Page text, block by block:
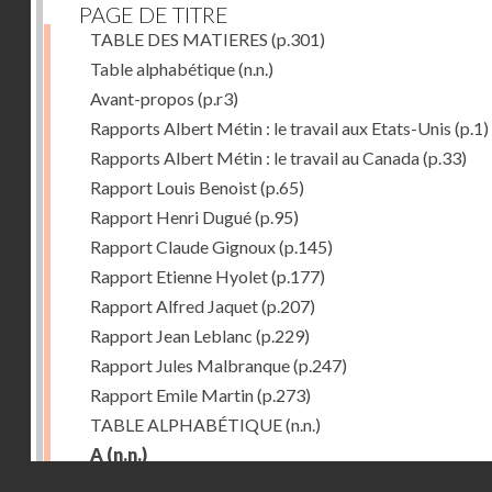
PAGE DE TITRE
TABLE DES MATIERES (p.301)
Table alphabétique(n.n.)
Avant-propos (p.r3)
Rapports Albert Métin : le travail aux Etats-Unis (p.1)
Rapports Albert Métin : le travail au Canada(p.33)
Rapport Louis Benoist(p.65)
Rapport Henri Dugué(p.95)
Rapport Claude Gignoux(p.145)
Rapport Etienne Hyolet(p.177)
Rapport Alfred Jaquet(p.207)
Rapport Jean Leblanc (p.229)
Rapport Jules Malbranque(p.247)
Rapport Emile Martin(p.273)
TABLE ALPHABÉTIQUE(n.n.)
A (n.n.)